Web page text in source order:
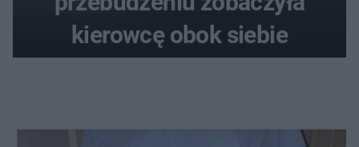
kierowcę obok siebie